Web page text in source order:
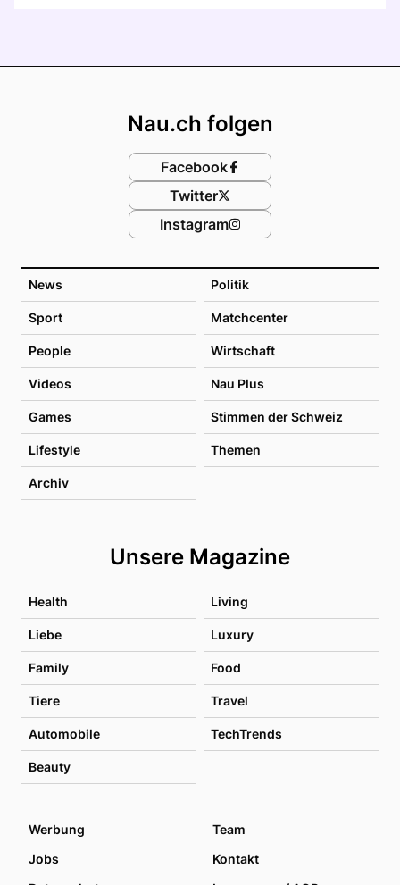
News Politik
Sport Matchcenter
People Wirtschaft
Videos Nau Plus
Games Stimmen der Schweiz
Lifestyle Themen
Archiv
Unsere Magazine
Health Living
Liebe Luxury
Family Food
Tiere Travel
Automobile TechTrends
Beauty
Nau.ch folgen
Facebook
Twitter
Instagram
Werbung
Team
Jobs
Kontakt